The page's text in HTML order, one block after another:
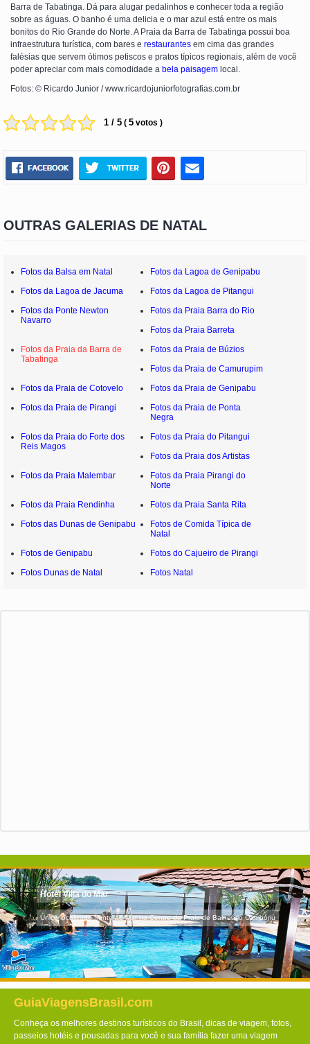
Barra de Tabatinga. Dá para alugar pedalinhos e conhecer toda a região
sobre as águas. O banho é uma delicia e o mar azul está entre os mais
bonitos do Rio Grande do Norte. A Praia da Barra de Tabatinga possui boa
infraestrutura turística, com bares e restaurantes em cima das grandes
falésias que servem ótimos petiscos e pratos típicos regionais, além de você
poder apreciar com mais comodidade a bela paisagem local.
Fotos: © Ricardo Junior / www.ricardojuniorfotografias.com.br
1 / 5 ( 5 votos )
OUTRAS GALERIAS DE NATAL
Fotos da Balsa em Natal
Fotos da Lagoa de Genipabu
Fotos da Lagoa de Jacuma
Fotos da Lagoa de Pitangui
Fotos da Ponte Newton
Navarro
Fotos da Praia Barra do Rio
Fotos da Praia Barreta
Fotos da Praia da Barra de
Tabatinga
Fotos da Praia de Búzios
Fotos da Praia de Camurupim
Fotos da Praia de Cotovelo
Fotos da Praia de Genipabu
Fotos da Praia de Pirangi
Fotos da Praia de Ponta
Negra
Fotos da Praia do Forte dos
Reis Magos
Fotos da Praia do Pitangui
Fotos da Praia dos Artistas
Fotos da Praia Malembar
Fotos da Praia Pirangi do
Norte
Fotos da Praia Rendinha
Fotos da Praia Santa Rita
Fotos das Dunas de Genipabu
Fotos de Comida Típica de
Natal
Fotos de Genipabu
Fotos do Cajueiro de Pirangi
Fotos Dunas de Natal
Fotos Natal
Hotel Villa do Mar
Único localizado frente ao Mar no Centro da Praia de Balneário Camboriú
GuiaViagensBrasil.com
Conheça os melhores destinos turísticos do Brasil, dicas de viagem, fotos,
passeios hotéis e pousadas para você e sua família fazer uma viagem